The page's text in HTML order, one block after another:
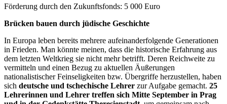
Förderung durch den Zukunftsfonds: 5 000 Euro
Brücken bauen durch jüdische Geschichte
In Europa leben bereits mehrere aufeinanderfolgende Generationen
in Frieden. Man könnte meinen, dass die historische Erfahrung aus
dem letzten Weltkrieg sie nicht mehr betrifft. Deren Reichweite zu
vermitteln und einen Bezug zu aktuellen Äußerungen
nationalistischer Feinseligkeiten bzw. Übergriffe herzustellen, haben
sich deutsche und tschechische Lehrer zur Aufgabe gemacht. 25
Lehrerinnen und Lehrer treffen sich Mitte September in Prag